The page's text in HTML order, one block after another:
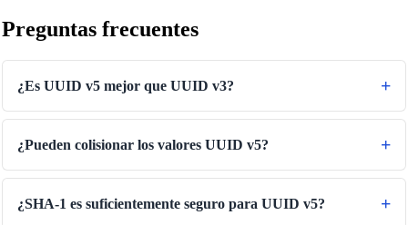
Preguntas frecuentes
¿Es UUID v5 mejor que UUID v3?
¿Pueden colisionar los valores UUID v5?
¿SHA-1 es suficientemente seguro para UUID v5?